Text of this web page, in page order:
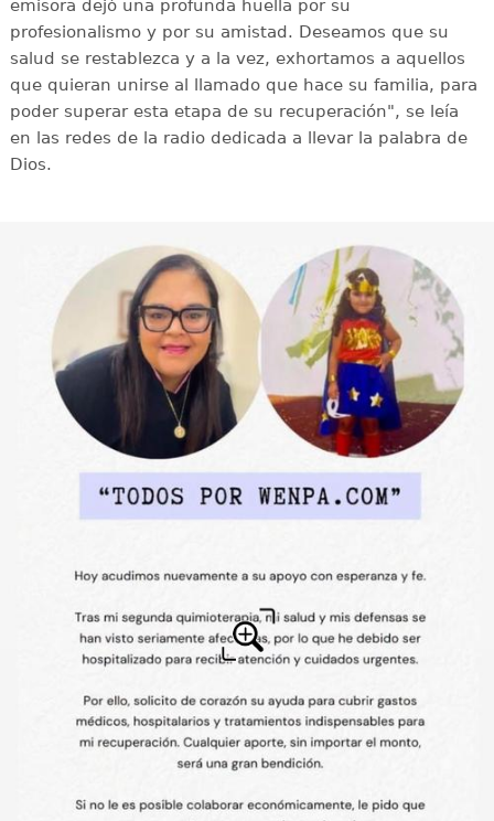
emisora dejó una profunda huella por su
profesionalismo y por su amistad. Deseamos que su
salud se restablezca y a la vez, exhortamos a aquellos
que quieran unirse al llamado que hace su familia, para
poder superar esta etapa de su recuperación", se leía
en las redes de la radio dedicada a llevar la palabra de
Dios.